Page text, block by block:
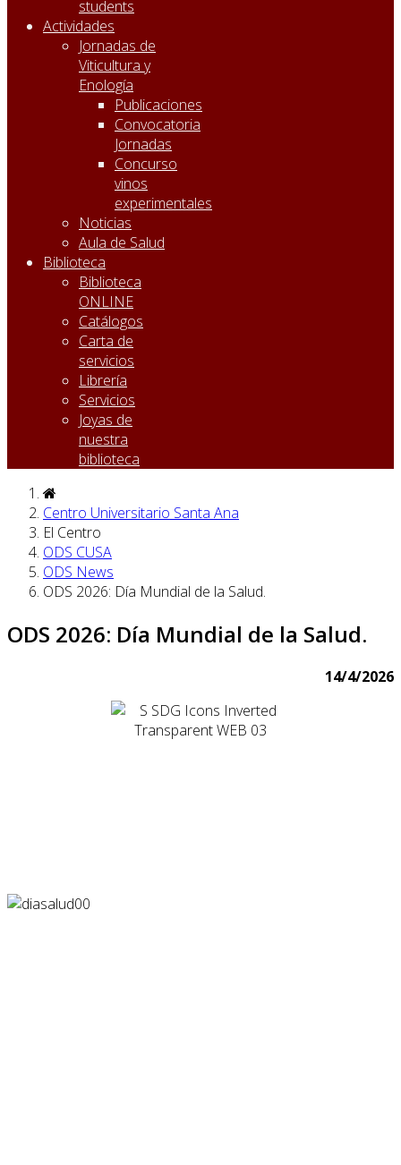
students
Actividades
Jornadas de
Viticultura y
Enología
Publicaciones
Convocatoria
Jornadas
Concurso
vinos
experimentales
Noticias
Aula de Salud
Biblioteca
Biblioteca
ONLINE
Catálogos
Carta de
servicios
Librería
Servicios
Joyas de
nuestra
biblioteca
Centro Universitario Santa Ana
El Centro
ODS CUSA
ODS News
ODS 2026: Día Mundial de la Salud.
ODS 2026: Día Mundial de la Salud.
14/4/2026